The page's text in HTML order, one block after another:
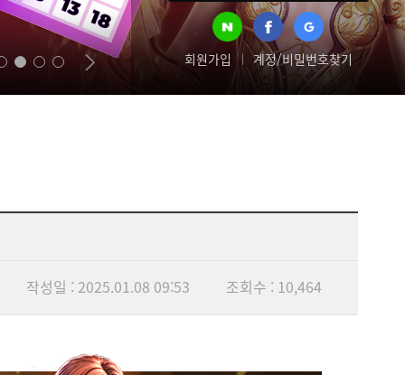
회원가입 계정/비밀번호찾기
작성일 : 2025.01.08 09:53 조회수 : 10,464